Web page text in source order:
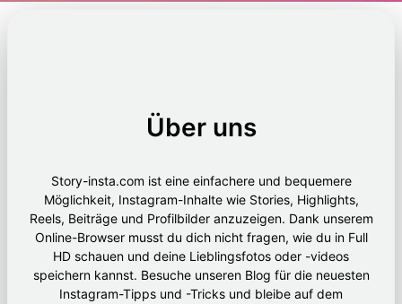
Über uns
Story-insta.com ist eine einfachere und bequemere
Möglichkeit, Instagram-Inhalte wie Stories, Highlights,
Reels, Beiträge und Profilbilder anzuzeigen. Dank unserem
Online-Browser musst du dich nicht fragen, wie du in Full
HD schauen und deine Lieblingsfotos oder -videos
speichern kannst. Besuche unseren Blog für die neuesten
Instagram-Tipps und -Tricks und bleibe auf dem